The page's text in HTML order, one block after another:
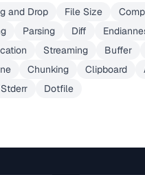
and Drop File Size
Parsing Diff
Streaming Buffer
Chunking Clipboard
Dotfile